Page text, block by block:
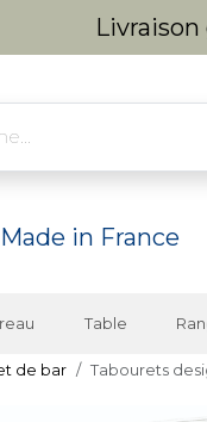
Made in France
Table
de bar Tabourets